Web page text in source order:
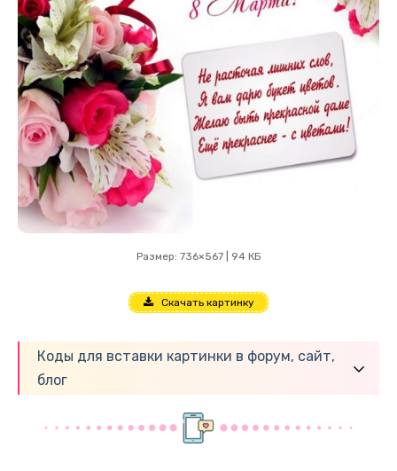
Размер: 736×567 | 94 КБ
Скачать картинку
Коды для вставки картинки в форум, сайт,
блог